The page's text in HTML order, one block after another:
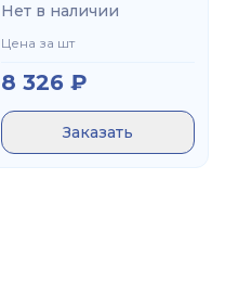
SEMAT
Нет в наличии
Цена за шт
8 326 ₽
Заказать